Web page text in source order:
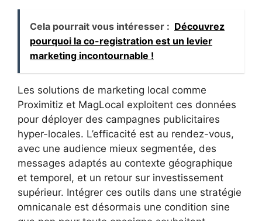
Cela pourrait vous intéresser : Découvrez
pourquoi la co-registration est un levier
marketing incontournable !
Les solutions de marketing local comme
Proximitiz et MagLocal exploitent ces données
pour déployer des campagnes publicitaires
hyper-locales. L’efficacité est au rendez-vous,
avec une audience mieux segmentée, des
messages adaptés au contexte géographique
et temporel, et un retour sur investissement
supérieur. Intégrer ces outils dans une stratégie
omnicanale est désormais une condition sine